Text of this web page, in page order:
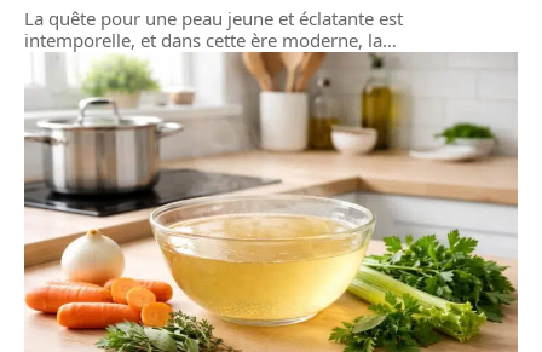
La quête pour une peau jeune et éclatante est
intemporelle, et dans cette ère moderne, la…